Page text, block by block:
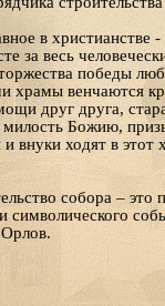
в христианстве
за весь
победы
храмы венчаются
друг друга,
Божию,
внуки ходят в
собора – это